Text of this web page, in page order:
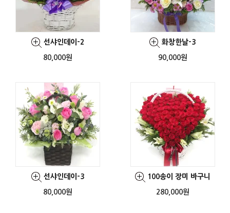
선샤인데이-2
80,000원
화창한날-3
90,000원
선샤인데이-3
80,000원
100송이 장미 바구니
280,000원